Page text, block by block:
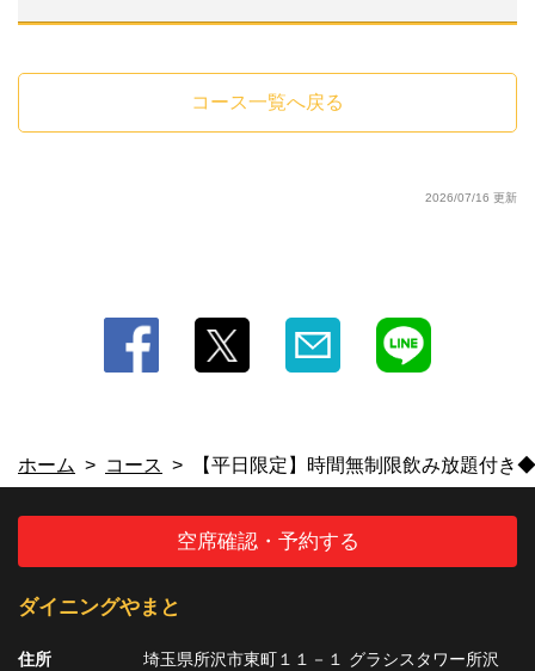
コース一覧へ戻る
2026/07/16 更新
ホーム コース 【平日限定】時間無制限飲み放題付き
空席確認・予約する
ダイニングやまと
住所 埼玉県所沢市東町１１－１ グラシスタワー所沢